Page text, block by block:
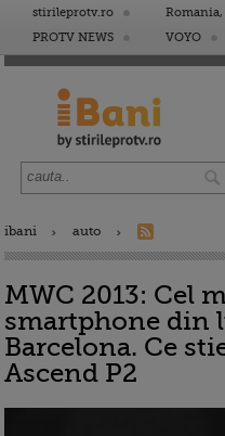
stirileprotv.ro Romania,
PROTV NEWS
VOYO
ibani auto
MWC 2013: Cel
smartphone din
Barcelona. Ce
Ascend P2